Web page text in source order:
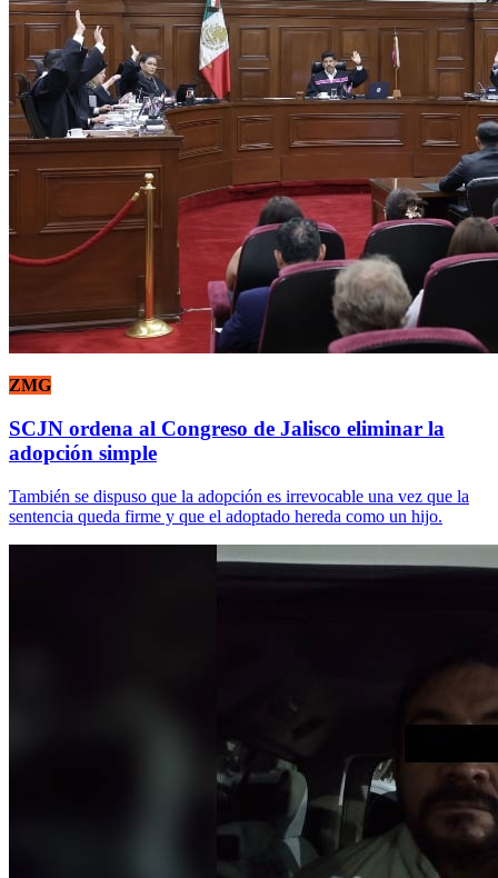
ZMG
SCJN ordena al Congreso de Jalisco eliminar la
adopción simple
También se dispuso que la adopción es irrevocable una vez que la
sentencia queda firme y que el adoptado hereda como un hijo.